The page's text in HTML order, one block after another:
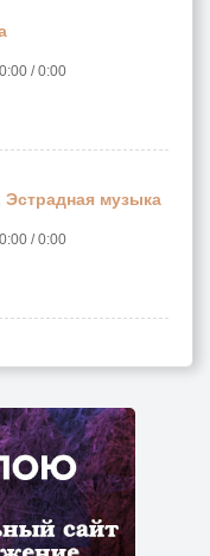
0:00 / 0:00
Эстрадная музыка
0:00 / 0:00